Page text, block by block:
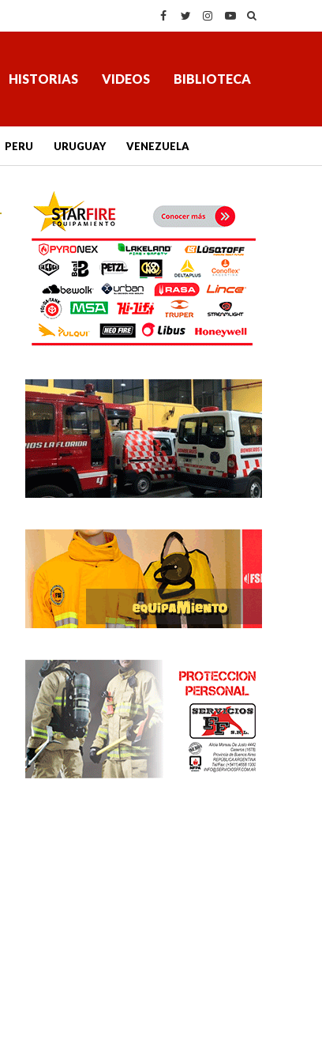
HISTORIAS VIDEOS BIBLIOTECA
PERU URUGUAY VENEZUELA